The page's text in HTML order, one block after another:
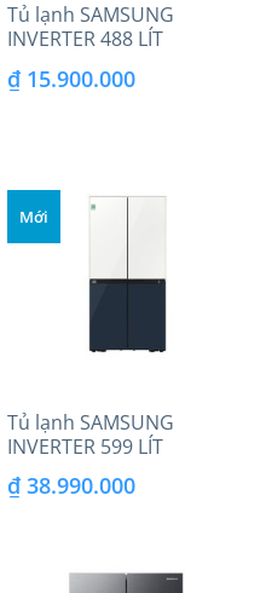
Tủ lạnh SAMSUNG
INVERTER 488 LÍT
₫15.900.000
Mới
Tủ lạnh SAMSUNG
INVERTER 599 LÍT
RF60A91R177/SV
₫38.990.000